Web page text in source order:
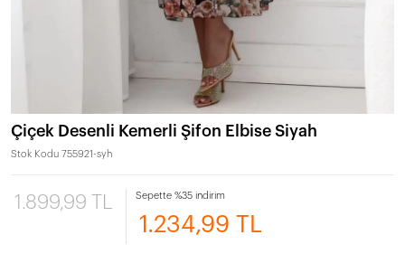
Çiçek Desenli Kemerli Şifon Elbise Siyah
Stok Kodu 755921-syh
1.899,99 TL Sepette %35 indirim
1.234,99 TL